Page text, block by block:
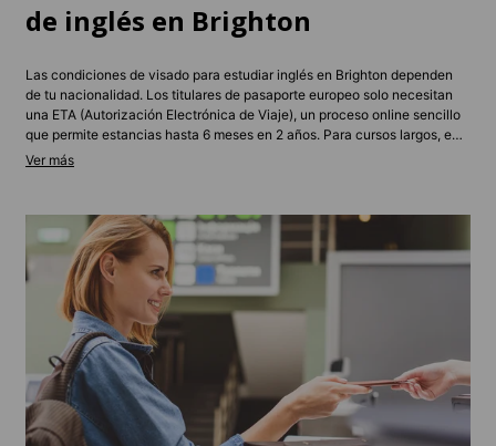
de inglés en Brighton
Las condiciones de visado para estudiar inglés en Brighton dependen
de tu nacionalidad. Los titulares de pasaporte europeo solo necesitan
una ETA (Autorización Electrónica de Viaje), un proceso online sencillo
que permite estancias hasta 6 meses en 2 años. Para cursos largos, es
posible que necesites un visado de estudiante o de visitante estándar,